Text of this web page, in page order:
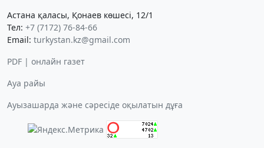
Астана қаласы, Қонаев көшесі, 12/1
Тел: +7 (7172) 76-84-66
Email: turkystan.kz@gmail.com
PDF | онлайн газет
Ауа райы
Ауызашарда және сәресіде оқылатын дұға